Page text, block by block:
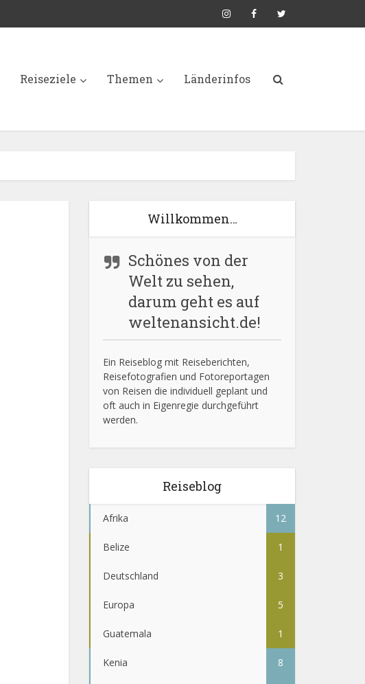
Reiseziele Themen Länderinfos
Willkommen…
Schönes von der
Welt zu sehen,
darum geht es auf
weltenansicht.de!
Ein Reiseblog mit Reiseberichten,
Reisefotografien und Fotoreportagen
von Reisen die individuell geplant und
oft auch in Eigenregie durchgeführt
werden.
Reiseblog
Afrika 12
Belize 1
Deutschland 3
Europa 5
Guatemala 1
Kenia 8